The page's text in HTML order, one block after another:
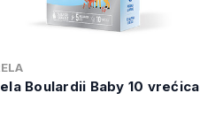
Boulardii Baby 10 vrećica